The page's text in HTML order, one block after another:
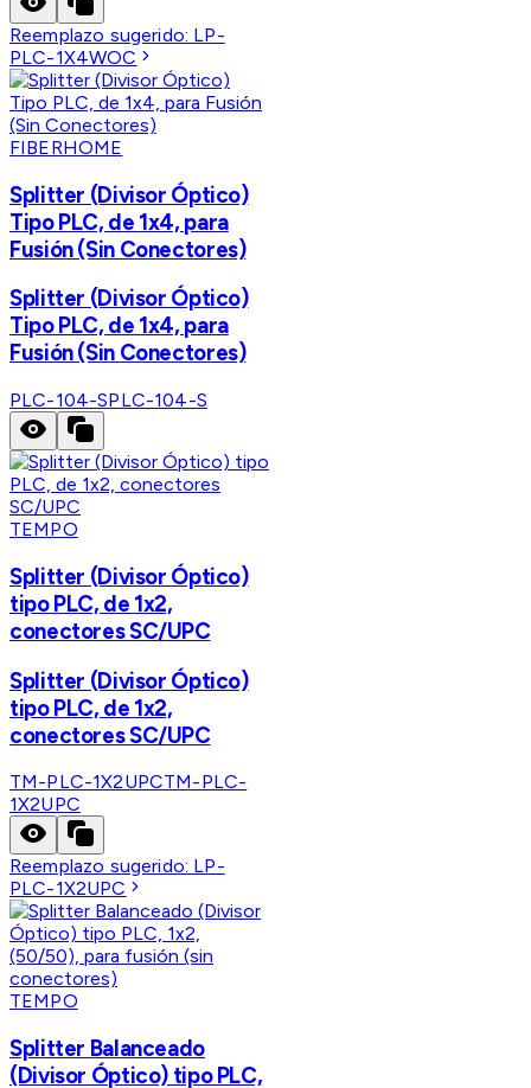
Reemplazo sugerido: LP-
PLC-1X4WOC
FIBERHOME
Splitter (Divisor Óptico)
Tipo PLC, de 1x4, para
Fusión (Sin Conectores)
Splitter (Divisor Óptico)
Tipo PLC, de 1x4, para
Fusión (Sin Conectores)
PLC-104-SPLC-104-S
TEMPO
Splitter (Divisor Óptico)
tipo PLC, de 1x2,
conectores SC/UPC
Splitter (Divisor Óptico)
tipo PLC, de 1x2,
conectores SC/UPC
TM-PLC-1X2UPCTM-PLC-
1X2UPC
Reemplazo sugerido: LP-
PLC-1X2UPC
TEMPO
Splitter Balanceado
(Divisor Óptico) tipo PLC,